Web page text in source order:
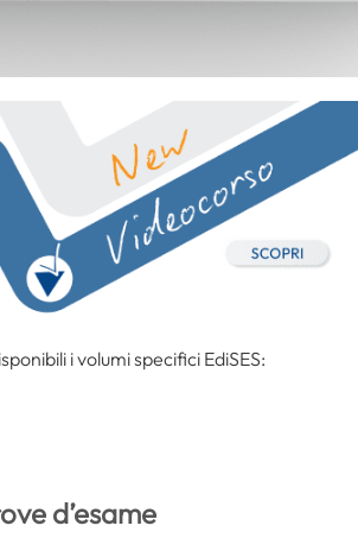
i volumi specifici EdiSES:
d’esame